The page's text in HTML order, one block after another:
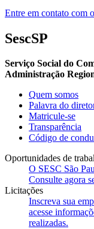
Entre em contato com
SescSP
Serviço Social do
Administração
Quem somos
Palavra do
Matricule-se
Transparência
Código de
Oportunidades de
O SESC São
Consulte agora
Licitações
Inscreva sua
acesse
realizadas.